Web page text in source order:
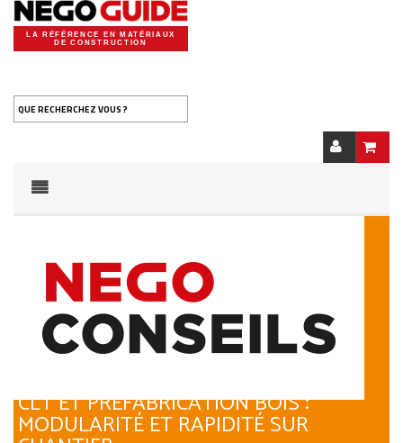
LA RÉFÉRENCE EN MATÉRIAUX
DE CONSTRUCTION
QUE RECHERCHEZ VOUS ?
CLT ET PRÉFABRICATION BOIS :
MODULARITÉ ET RAPIDITÉ SUR